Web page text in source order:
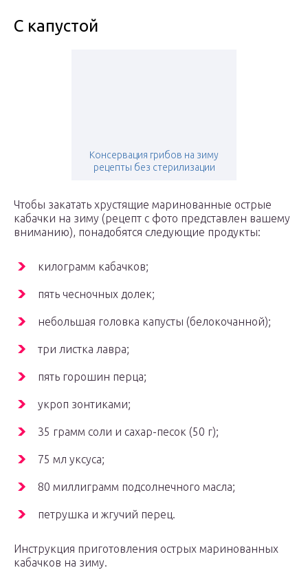
С капустой
Консервация грибов на зиму
рецепты без стерилизации
Чтобы закатать хрустящие маринованные острые
кабачки на зиму (рецепт с фото представлен вашему
вниманию), понадобятся следующие продукты:
килограмм кабачков;
пять чесночных долек;
небольшая головка капусты (белокочанной);
три листка лавра;
пять горошин перца;
укроп зонтиками;
35 грамм соли и сахар-песок (50 г);
75 мл уксуса;
80 миллиграмм подсолнечного масла;
петрушка и жгучий перец.
Инструкция приготовления острых маринованных
кабачков на зиму.